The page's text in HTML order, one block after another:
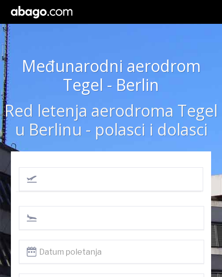
Međunarodni aerodrom
Tegel - Berlin
Red letenja aerodroma Tegel
u Berlinu - polasci i dolasci